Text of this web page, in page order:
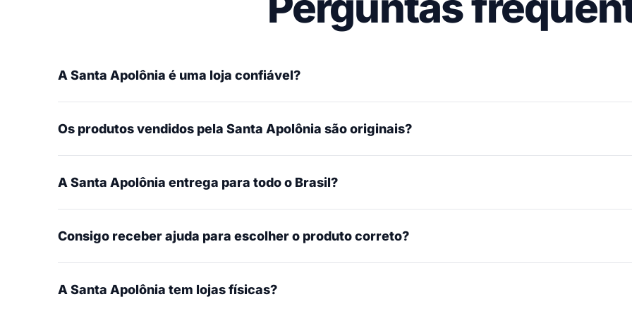
A Santa Apolônia é uma loja confiável?
Os produtos vendidos pela Santa Apolônia são originais?
A Santa Apolônia entrega para todo o Brasil?
Consigo receber ajuda para escolher o produto correto?
A Santa Apolônia tem lojas físicas?